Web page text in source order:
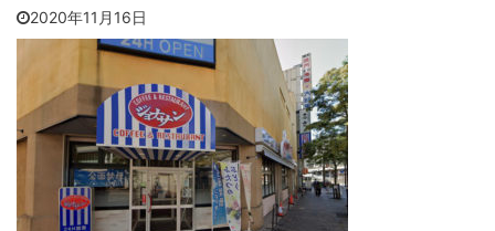
2020年11月16日